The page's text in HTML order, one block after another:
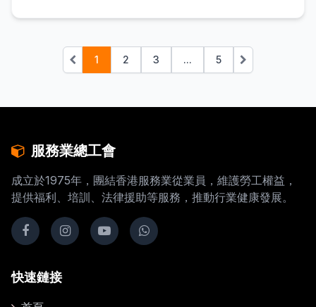
上一頁
1 2 3 ... 5 下一頁
服務業總工會
成立於1975年，團結香港服務業從業員，維護勞工權益，
提供福利、培訓、法律援助等服務，推動行業健康發展。
快速鏈接